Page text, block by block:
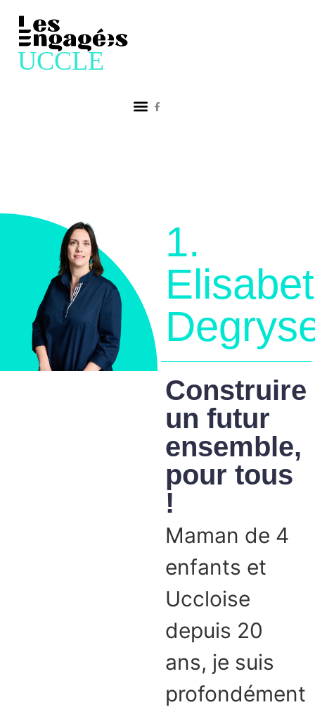
1.
Construire
un futur
ensemble,
pour tous
!
Maman de 4
enfants et
Uccloise
depuis 20
ans, je suis
profondément